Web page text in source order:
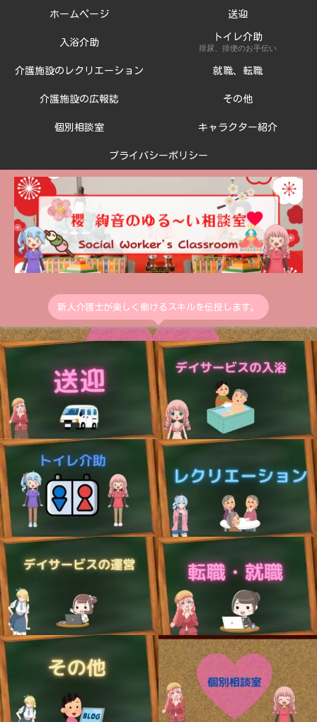
新人介護士が楽しく働けるスキルを伝授します。
ホームページ 送迎
入浴介助
トイレ介助
排尿、排便のお手伝い
介護施設のレクリエーション 就職、転職
介護施設の広報誌 その他
個別相談室 キャラクター紹介
プライバシーポリシー